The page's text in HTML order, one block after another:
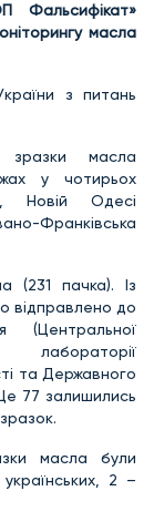
Фальсифікат»
масла
з питань
зразки масла
у чотирьох
Новій Одесі
Франківська
(231 пачка). Із
відправлено до
(Центральної
та Державного
77 залишились
масла були
2 –